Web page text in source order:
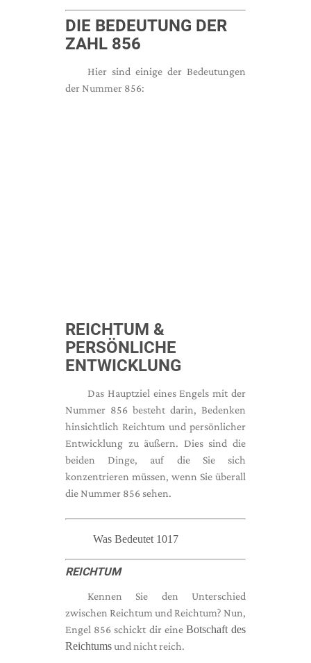
DIE BEDEUTUNG DER
ZAHL 856
Hier sind einige der Bedeutungen
der Nummer 856:
REICHTUM &
PERSÖNLICHE
ENTWICKLUNG
Das Hauptziel eines Engels mit der
Nummer 856 besteht darin, Bedenken
hinsichtlich Reichtum und persönlicher
Entwicklung zu äußern. Dies sind die
beiden Dinge, auf die Sie sich
konzentrieren müssen, wenn Sie überall
die Nummer 856 sehen.
Was Bedeutet 1017
REICHTUM
Kennen Sie den Unterschied
zwischen Reichtum und Reichtum? Nun,
Engel 856 schickt dir eine Botschaft des
Reichtumsund nicht reich.